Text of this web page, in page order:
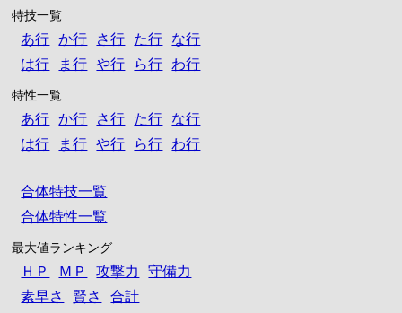
特技一覧
あ行 か行 さ行 た行
な行
は行
ま行 や行 ら行 わ行
特性一覧
あ行 か行 さ行 た行
な行
は行
ま行 や行 ら行 わ行
合体特技一覧
合体特性一覧
最大値ランキング
ＨＰ ＭＰ 攻撃力
守備力
素早さ
賢さ 合計